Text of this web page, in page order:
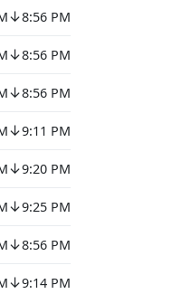
↓8:56 PM
↓8:56 PM
↓8:56 PM
↓9:11 PM
↓9:20 PM
↓9:25 PM
↓8:56 PM
↓9:14 PM